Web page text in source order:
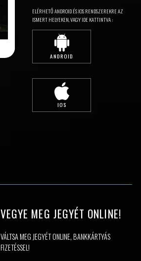
VEGYE MEG JEGYÉT ONLINE!
VÁLTSA MEG JEGYÉT ONLINE, BANKKÁRTYÁS
FIZETÉSSEL!
ELÉRHETŐ ANDROID ÉS IOS RENDSZEREKRE AZ
ISMERT HELYEKEN, VAGY IDE KATTINTVA :
ANDROID
IOS